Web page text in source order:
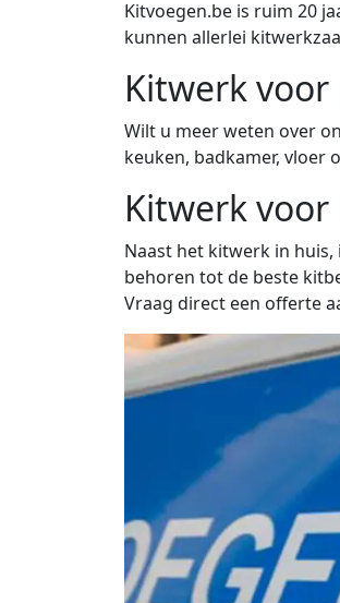
Kitvoegen.be is ruim 20
kunnen allerlei
Kitwerk
Wilt u meer weten over
keuken, badkamer, vloer
Kitwerk
Naast het kitwerk in
behoren tot de beste
Vraag direct een offerte